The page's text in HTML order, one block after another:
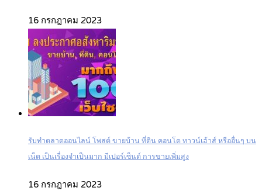
16 กรกฎาคม 2023
รับทำตลาดออนไลน์ โพสต์ ขายบ้าน ที่ดิน คอนโด ทาวน์เฮ้าส์ หรืออื่นๆ บน
เน็ต เป็นเรื่องจำเป็นมาก มีเปอร์เซ็นต์ การขายเพิ่มสูง
16 กรกฎาคม 2023